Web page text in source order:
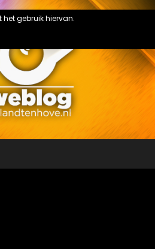
het gebruik hiervan.